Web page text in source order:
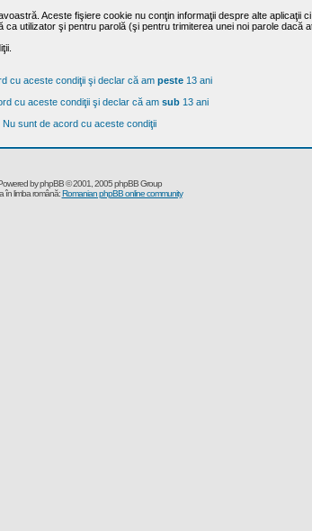
Aceste fişiere cookie nu conţin informaţii despre alte aplicaţii
utilizator şi pentru parolă (şi pentru trimiterea unei noi parole dacă
cu aceste condiţii şi declar că am peste 13 ani
cu aceste condiţii şi declar că am sub13 ani
Nu sunt de acord cu aceste condiţii
byphpBB© 2001, 2005 phpBB Group
în limba română:Romanian phpBB online community